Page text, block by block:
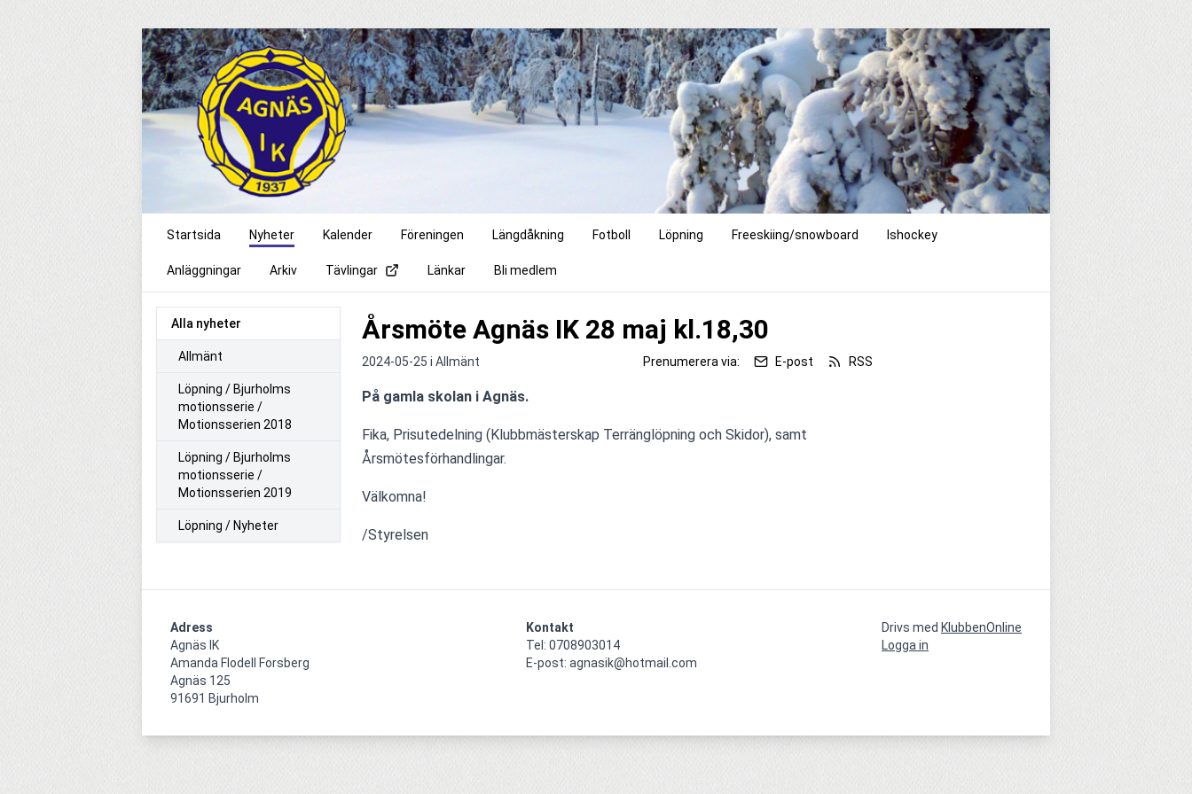
Startsida Nyheter Kalender Föreningen Längdåkning Fotboll Löpning Freeskiing/snowboard Ishockey
Anläggningar Arkiv Tävlingar Länkar Bli medlem
Alla nyheter
Allmänt
Löpning / Bjurholms
motionsserie /
Motionsserien 2018
Löpning / Bjurholms
motionsserie /
Motionsserien 2019
Löpning / Nyheter
Årsmöte Agnäs IK 28 maj kl.18,30
2024-05-25 i Allmänt Prenumerera via: E-post RSS
På gamla skolan i Agnäs.
Fika, Prisutedelning (Klubbmästerskap Terränglöpning och Skidor), samt
Årsmötesförhandlingar.
Välkomna!
/Styrelsen
Adress
Agnäs IK
Amanda Flodell Forsberg
Agnäs 125
91691 Bjurholm
Kontakt
Tel: 0708903014
E-post: agnasik@hotmail.com
Drivs med KlubbenOnline
Logga in